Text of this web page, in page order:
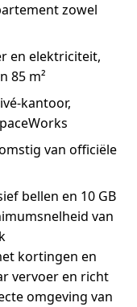
zowel
en elektriciteit,
85 m²
kantoor,
van officiële
bellen en 10 GB
van
kortingen en
vervoer en richt
omgeving van